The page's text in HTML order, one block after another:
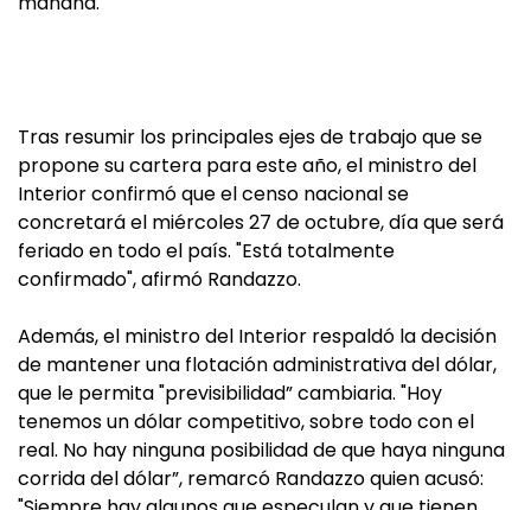
Tras resumir los principales ejes de trabajo que se
propone su cartera para este año, el ministro del
Interior confirmó que el censo nacional se
concretará el miércoles 27 de octubre, día que será
feriado en todo el país. "Está totalmente
confirmado", afirmó Randazzo.
Además, el ministro del Interior respaldó la decisión
de mantener una flotación administrativa del dólar,
que le permita "previsibilidad” cambiaria. "Hoy
tenemos un dólar competitivo, sobre todo con el
real. No hay ninguna posibilidad de que haya ninguna
corrida del dólar”, remarcó Randazzo quien acusó: